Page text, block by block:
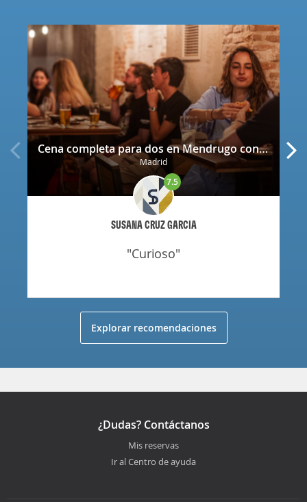
Cena completa para dos en Mendrugo con cerveza artesana incluida
Madrid
SUSANA CRUZ GARCIA
7.5
"curioso"
Explorar recomendaciones
¿Dudas? Contáctanos
Mis reservas
Ir al Centro de ayuda